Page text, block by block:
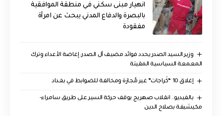
انهيار مبنى سكني في منطقة الموافقية
بالبصرة والدفاع المدني يبحث عن امرأة
مفقودة
وزير السيد الصدر يحدد فوائد مضيف آل الصدر: إغاضة الأعداء وترك
المعمعة السياسية المقيتة
إغلاق 10 “كَراجات” غير مُجازة ومخالفة للضوابط في بغداد
بالفيديو.. انقلاب صهريج يوقف حركة السير على طريق سامراء-
مكيشيفة بصلاح الدين